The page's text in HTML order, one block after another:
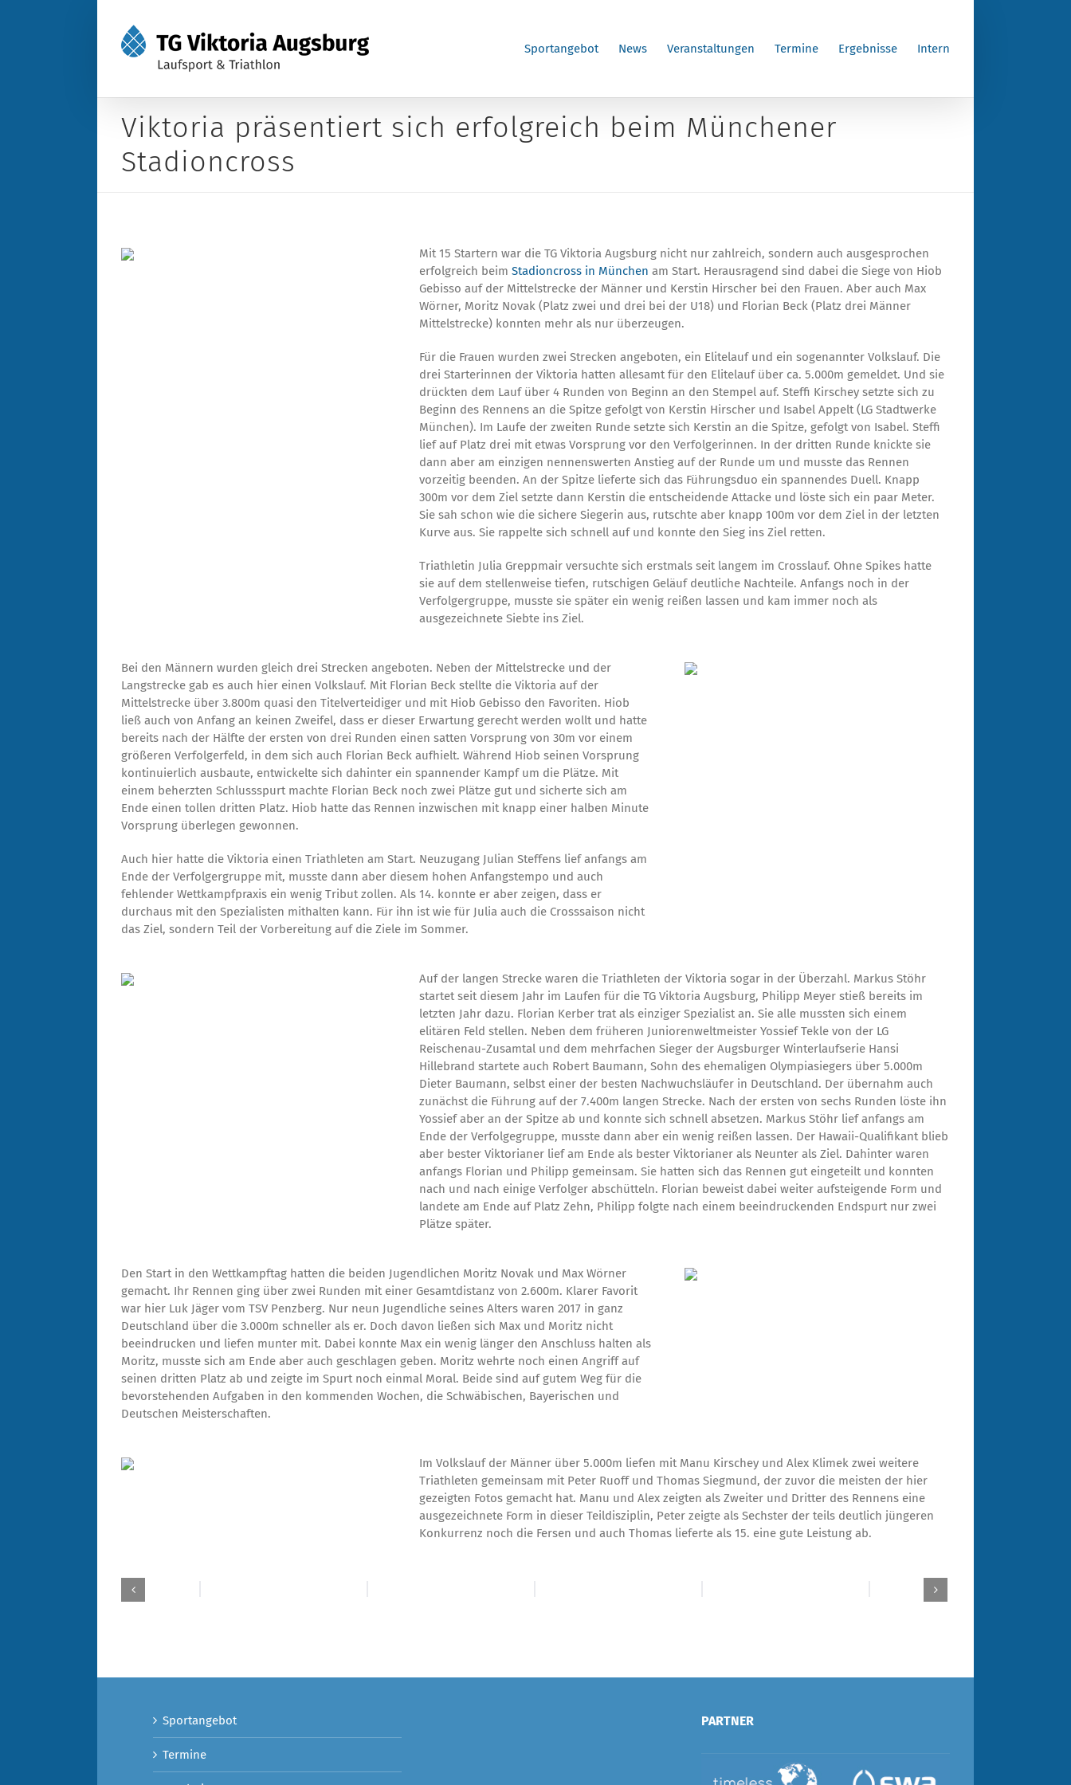
Sportangebot News Veranstaltungen Termine Ergebnisse Intern
Viktoria präsentiert sich erfolgreich beim Münchener
Stadioncross
Mit 15 Startern war die TG Viktoria Augsburg nicht nur zahlreich, sondern auch ausgesprochen
erfolgreich beimStadioncross in München am Start. Herausragend sind dabei die Siege von Hiob
Gebisso auf der Mittelstrecke der Männer und Kerstin Hirscher bei den Frauen. Aber auch Max
Wörner, Moritz Novak (Platz zwei und drei bei der U18) und Florian Beck (Platz drei Männer
Mittelstrecke) konnten mehr als nur überzeugen.
Für die Frauen wurden zwei Strecken angeboten, ein Elitelauf und ein sogenannter Volkslauf. Die
drei Starterinnen der Viktoria hatten allesamt für den Elitelauf über ca. 5.000m gemeldet. Und sie
drückten dem Lauf über 4 Runden von Beginn an den Stempel auf. Steffi Kirschey setzte sich zu
Beginn des Rennens an die Spitze gefolgt von Kerstin Hirscher und Isabel Appelt (LG Stadtwerke
München). Im Laufe der zweiten Runde setzte sich Kerstin an die Spitze, gefolgt von Isabel. Steffi
lief auf Platz drei mit etwas Vorsprung vor den Verfolgerinnen. In der dritten Runde knickte sie
dann aber am einzigen nennenswerten Anstieg auf der Runde um und musste das Rennen
vorzeitig beenden. An der Spitze lieferte sich das Führungsduo ein spannendes Duell. Knapp
300m vor dem Ziel setzte dann Kerstin die entscheidende Attacke und löste sich ein paar Meter.
Sie sah schon wie die sichere Siegerin aus, rutschte aber knapp 100m vor dem Ziel in der letzten
Kurve aus. Sie rappelte sich schnell auf und konnte den Sieg ins Ziel retten.
Triathletin Julia Greppmair versuchte sich erstmals seit langem im Crosslauf. Ohne Spikes hatte
sie auf dem stellenweise tiefen, rutschigen Geläuf deutliche Nachteile. Anfangs noch in der
Verfolgergruppe, musste sie später ein wenig reißen lassen und kam immer noch als
ausgezeichnete Siebte ins Ziel.
Bei den Männern wurden gleich drei Strecken angeboten. Neben der Mittelstrecke und der
Langstrecke gab es auch hier einen Volkslauf. Mit Florian Beck stellte die Viktoria auf der
Mittelstrecke über 3.800m quasi den Titelverteidiger und mit Hiob Gebisso den Favoriten. Hiob
ließ auch von Anfang an keinen Zweifel, dass er dieser Erwartung gerecht werden wollt und hatte
bereits nach der Hälfte der ersten von drei Runden einen satten Vorsprung von 30m vor einem
größeren Verfolgerfeld, in dem sich auch Florian Beck aufhielt. Während Hiob seinen Vorsprung
kontinuierlich ausbaute, entwickelte sich dahinter ein spannender Kampf um die Plätze. Mit
einem beherzten Schlussspurt machte Florian Beck noch zwei Plätze gut und sicherte sich am
Ende einen tollen dritten Platz. Hiob hatte das Rennen inzwischen mit knapp einer halben Minute
Vorsprung überlegen gewonnen.
Auch hier hatte die Viktoria einen Triathleten am Start. Neuzugang Julian Steffens lief anfangs am
Ende der Verfolgergruppe mit, musste dann aber diesem hohen Anfangstempo und auch
fehlender Wettkampfpraxis ein wenig Tribut zollen. Als 14. konnte er aber zeigen, dass er
durchaus mit den Spezialisten mithalten kann. Für ihn ist wie für Julia auch die Crosssaison nicht
das Ziel, sondern Teil der Vorbereitung auf die Ziele im Sommer.
Auf der langen Strecke waren die Triathleten der Viktoria sogar in der Überzahl. Markus Stöhr
startet seit diesem Jahr im Laufen für die TG Viktoria Augsburg, Philipp Meyer stieß bereits im
letzten Jahr dazu. Florian Kerber trat als einziger Spezialist an. Sie alle mussten sich einem
elitären Feld stellen. Neben dem früheren Juniorenweltmeister Yossief Tekle von der LG
Reischenau-Zusamtal und dem mehrfachen Sieger der Augsburger Winterlaufserie Hansi
Hillebrand startete auch Robert Baumann, Sohn des ehemaligen Olympiasiegers über 5.000m
Dieter Baumann, selbst einer der besten Nachwuchsläufer in Deutschland. Der übernahm auch
zunächst die Führung auf der 7.400m langen Strecke. Nach der ersten von sechs Runden löste ihn
Yossief aber an der Spitze ab und konnte sich schnell absetzen. Markus Stöhr lief anfangs am
Ende der Verfolgegruppe, musste dann aber ein wenig reißen lassen. Der Hawaii-Qualifikant blieb
aber bester Viktorianer lief am Ende als bester Viktorianer als Neunter als Ziel. Dahinter waren
anfangs Florian und Philipp gemeinsam. Sie hatten sich das Rennen gut eingeteilt und konnten
nach und nach einige Verfolger abschütteln. Florian beweist dabei weiter aufsteigende Form und
landete am Ende auf Platz Zehn, Philipp folgte nach einem beeindruckenden Endspurt nur zwei
Plätze später.
Den Start in den Wettkampftag hatten die beiden Jugendlichen Moritz Novak und Max Wörner
gemacht. Ihr Rennen ging über zwei Runden mit einer Gesamtdistanz von 2.600m. Klarer Favorit
war hier Luk Jäger vom TSV Penzberg. Nur neun Jugendliche seines Alters waren 2017 in ganz
Deutschland über die 3.000m schneller als er. Doch davon ließen sich Max und Moritz nicht
beeindrucken und liefen munter mit. Dabei konnte Max ein wenig länger den Anschluss halten als
Moritz, musste sich am Ende aber auch geschlagen geben. Moritz wehrte noch einen Angriff auf
seinen dritten Platz ab und zeigte im Spurt noch einmal Moral. Beide sind auf gutem Weg für die
bevorstehenden Aufgaben in den kommenden Wochen, die Schwäbischen, Bayerischen und
Deutschen Meisterschaften.
Im Volkslauf der Männer über 5.000m liefen mit Manu Kirschey und Alex Klimek zwei weitere
Triathleten gemeinsam mit Peter Ruoff und Thomas Siegmund, der zuvor die meisten der hier
gezeigten Fotos gemacht hat. Manu und Alex zeigten als Zweiter und Dritter des Rennens eine
ausgezeichnete Form in dieser Teildisziplin, Peter zeigte als Sechster der teils deutlich jüngeren
Konkurrenz noch die Fersen und auch Thomas lieferte als 15. eine gute Leistung ab.
Sportangebot
Termine
PARTNER